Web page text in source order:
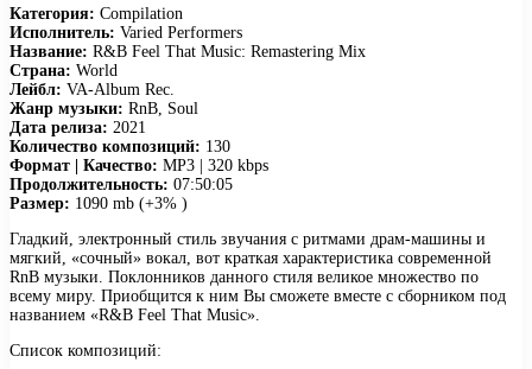
Категория: Compilation
Исполнитель: Varied Performers
Название: R&B Feel That Music: Remastering Mix
Страна: World
Лейбл: VA-Album Rec.
Жанр музыки: RnB, Soul
Дата релиза: 2021
Количество композиций: 130
Формат | Качество: MP3 | 320 kbps
Продолжительность: 07:50:05
Размер: 1090 mb (+3% )
Гладкий, электронный стиль звучания с ритмами драм-машины и
мягкий, «сочный» вокал, вот краткая характеристика современной
RnB музыки. Поклонников данного стиля великое множество по
всему миру. Приобщится к ним Вы сможете вместе с сборником под
названием «R&B Feel That Music».
Список композиций: